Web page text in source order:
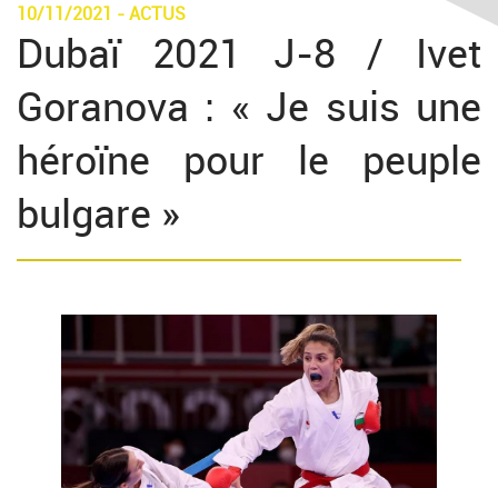
10/11/2021 -ACTUS
Dubaï 2021 J-8 / Ivet
Goranova : « Je suis une
héroïne pour le peuple
bulgare »